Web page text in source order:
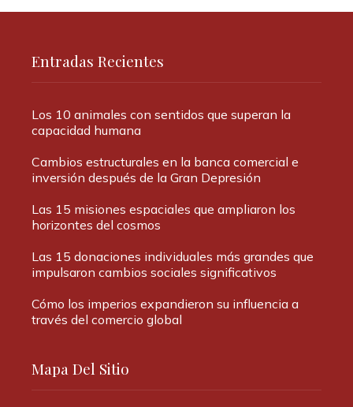
Entradas Recientes
Los 10 animales con sentidos que superan la
capacidad humana
Cambios estructurales en la banca comercial e
inversión después de la Gran Depresión
Las 15 misiones espaciales que ampliaron los
horizontes del cosmos
Las 15 donaciones individuales más grandes que
impulsaron cambios sociales significativos
Cómo los imperios expandieron su influencia a
través del comercio global
Mapa Del Sitio